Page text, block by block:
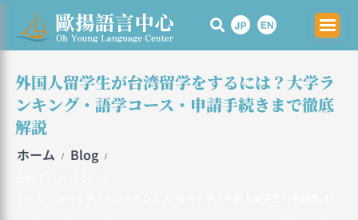
Skip
外国人留学生が台湾留学をするには？大学ラ
ンキング・語学コース・申請手続きまで徹底
解説
ホーム / Blog /